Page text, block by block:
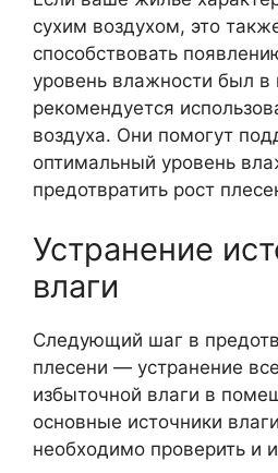
сухим воздухом, это
способствовать
уровень влажности был в
рекомендуется
воздуха. Они помогут
оптимальный уровень
предотвратить рост
Устранение
влаги
Следующий шаг в
плесени — устранение
избыточной влаги в
основные источники
необходимо проверить и